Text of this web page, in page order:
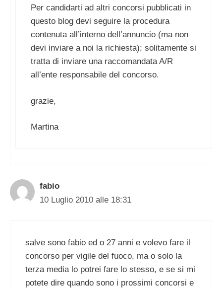
Per candidarti ad altri concorsi pubblicati in
questo blog devi seguire la procedura
contenuta all’interno dell’annuncio (ma non
devi inviare a noi la richiesta); solitamente si
tratta di inviare una raccomandata A/R
all’ente responsabile del concorso.
grazie,
Martina
fabio
10 Luglio 2010 alle 18:31
salve sono fabio ed o 27 anni e volevo fare il
concorso per vigile del fuoco, ma o solo la
terza media lo potrei fare lo stesso, e se si mi
potete dire quando sono i prossimi concorsi e